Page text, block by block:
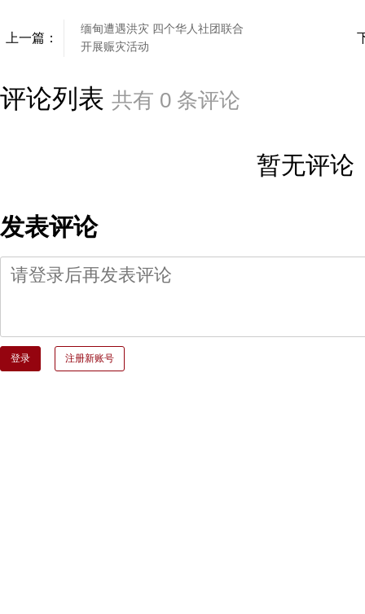
上一篇：
缅甸遭遇洪灾 四个华人社团联合
开展赈灾活动
评论列表 共有 0 条评论
暂无评论
发表评论
登录 注册新账号